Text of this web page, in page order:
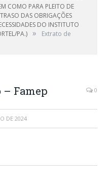
COMO PARA PLEITO DE
DAS OBRIGAÇÕES
DO INSTITUTO
PA.) »
Extrato de
– Famep 0
DE 2024